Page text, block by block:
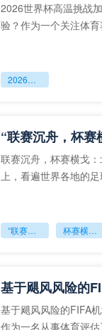
2026世界杯高温挑战
验？作为一个关注体
2026世界杯高温挑战加剧：大都会人寿球场制冷系统能否扛住“炽热”考验？
“联赛沉舟，杯
联赛沉舟，杯赛横戈
上，看遍世界各地的
“联赛沉舟 杯赛横戈：北美足球的双重博弈”
基于飓风风险的FIFA
作为一名从事体育评